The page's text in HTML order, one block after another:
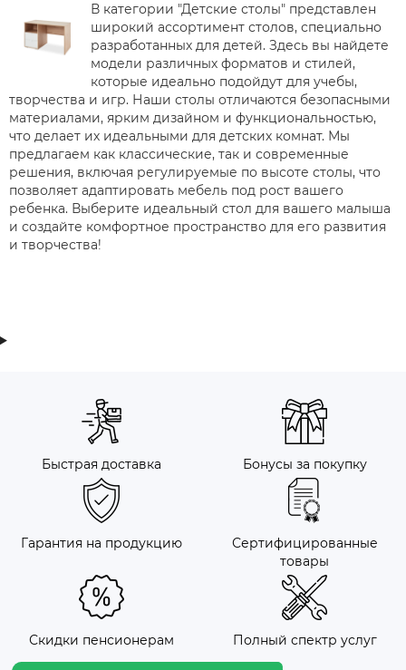
В категории "Детские столы" представлен
широкий ассортимент столов, специально
разработанных для детей. Здесь вы найдете
модели различных форматов и стилей,
которые идеально подойдут для учебы,
творчества и игр. Наши столы отличаются безопасными
материалами, ярким дизайном и функциональностью,
что делает их идеальными для детских комнат. Мы
предлагаем как классические, так и современные
решения, включая регулируемые по высоте столы, что
позволяет адаптировать мебель под рост вашего
ребенка. Выберите идеальный стол для вашего малыша
и создайте комфортное пространство для его развития
и творчества!
Быстрая доставка Бонусы за покупку
Гарантия на продукцию
Сертифицированные
товары
Скидки пенсионерам Полный спектр услуг